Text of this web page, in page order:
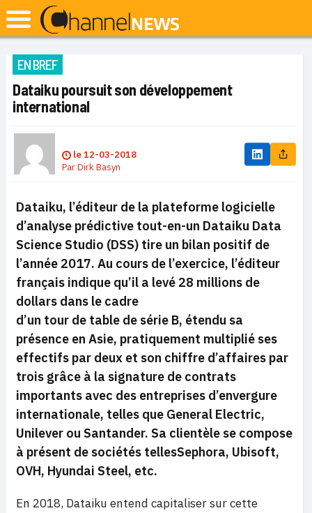
EN BREF
Dataiku poursuit son développement
international
le12-03-2018
ParDirk Basyn
Dataiku, l’éditeur de la plateforme logicielle
d’analyse prédictive tout-en-un Dataiku Data
Science Studio (DSS) tire un bilan positif de
l’année 2017. Au cours de l’exercice, l’éditeur
français indique qu’il a levé 28 millions de
dollars dans le cadre
d’un tour de table de série B, étendu sa
présence en Asie, pratiquement multiplié ses
effectifs par deux et son chiffre d’affaires par
trois grâce à la signature de contrats
importants avec des entreprises d’envergure
internationale, telles que General Electric,
Unilever ou Santander. Sa clientèle se compose
à présent de sociétés tellesSephora, Ubisoft,
OVH, Hyundai Steel, etc.
En 2018, Dataiku entend capitaliser sur cette